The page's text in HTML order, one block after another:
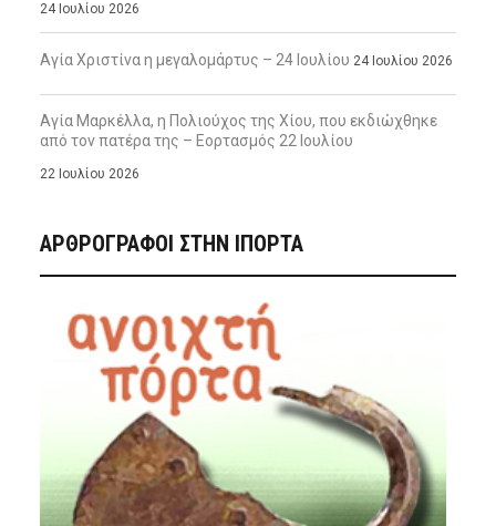
24 Ιουλίου 2026
Αγία Χριστίνα η μεγαλομάρτυς – 24 Ιουλίου 24 Ιουλίου 2026
Αγία Μαρκέλλα, η Πολιούχος της Χίου, που εκδιώχθηκε
από τον πατέρα της – Εορτασμός 22 Ιουλίου
22 Ιουλίου 2026
ΑΡΘΡΟΓΡΑΦΟΙ ΣΤΗΝ IΠΟΡΤΑ